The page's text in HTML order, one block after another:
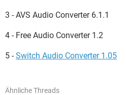
3 - AVS Audio Converter 6.1.1
4 - Free Audio Converter 1.2
5 - Switch Audio Converter 1.05
Ähnliche Threads